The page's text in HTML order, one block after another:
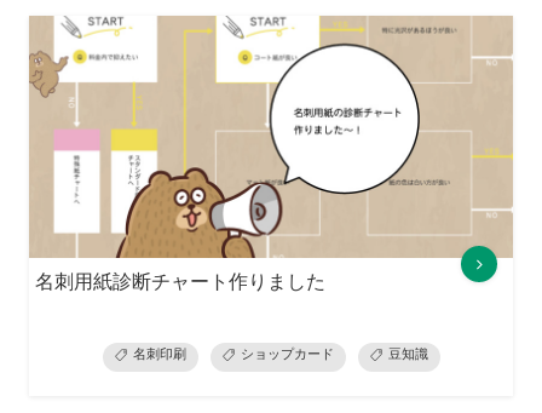
名刺用紙診断チャート作りました
名刺印刷 ショップカード 豆知識